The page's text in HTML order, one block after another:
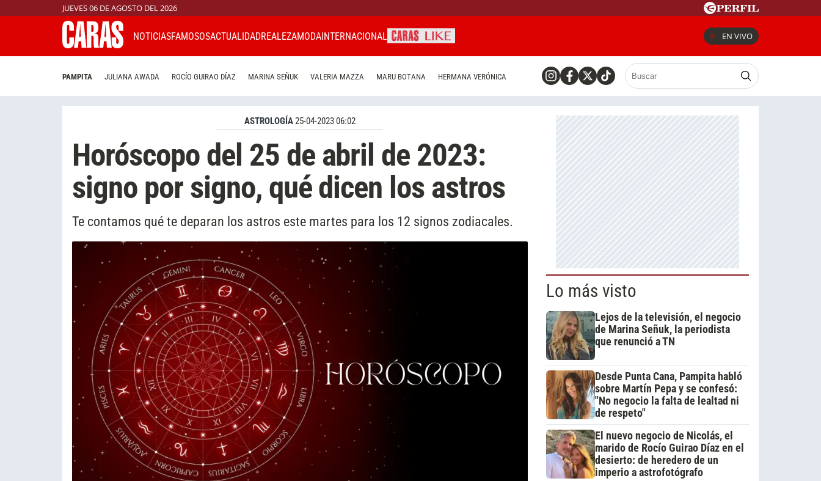
JUEVES 06 DE AGOSTO DEL 2026
NOTICIASFAMOSOSACTUALIDADREALEZAMODAINTERNACIONAL EN VIVO
PAMPITA JULIANA AWADA ROCÍO GUIRAO DÍAZ MARINA SEÑUK VALERIA MAZZA MARU BOTANA HERMANA VERÓNICA
ASTROLOGÍA25-04-2023 06:02
Horóscopo del 25 de abril de 2023:
signo por signo, qué dicen los astros
Te contamos qué te deparan los astros este martes para los 12 signos zodiacales.
Lo más visto
Lejos de la televisión, el negocio
de Marina Señuk, la periodista
que renunció a TN
Desde Punta Cana, Pampita habló
sobre Martín Pepa y se confesó:
"No negocio la falta de lealtad ni
de respeto"
El nuevo negocio de Nicolás, el
marido de Rocío Guirao Díaz en el
desierto: de heredero de un
imperio a astrofotógrafo